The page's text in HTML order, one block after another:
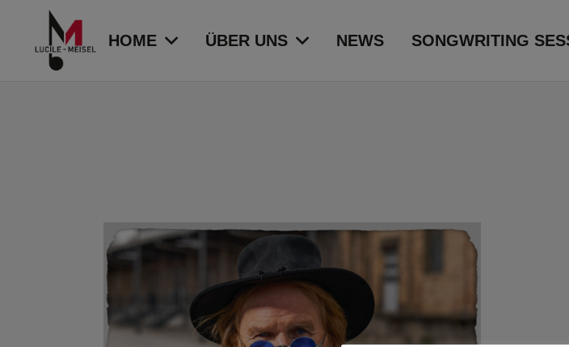
HOME ÜBER UNS NEWS SONGWRITING